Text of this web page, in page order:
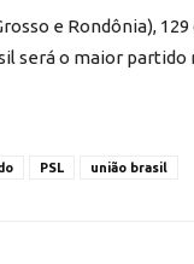
e Rondônia),
será o maior partido
PSL união brasil